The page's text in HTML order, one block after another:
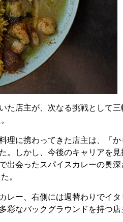
た店主が、次なる挑戦として三
理に携わってきた店主は、「か
。しかし、今後のキャリアを見
出会ったスパイスカレーの奥深
。
レー、右側には週替わりでイタ
彩なバックグラウンドを持つ店